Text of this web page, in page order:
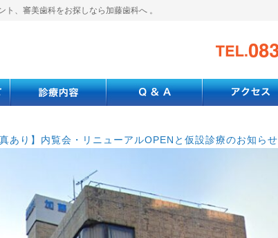
、審美歯科をお探しなら加藤歯科へ 。
あり】内覧会・リニューアルOPENと仮設診療のお知らせ